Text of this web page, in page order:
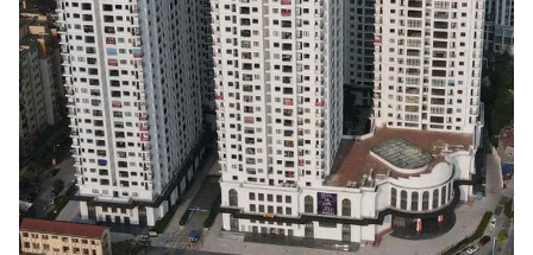
Thông tin tòa soạn Liên hệ quảng cáo
Đọc Thanh Niên trên điện thoại